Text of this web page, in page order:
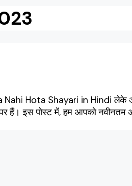
Nahi Hota Shayari in Hindi
हैं। इस पोस्ट में, हम आपको नवीनतम